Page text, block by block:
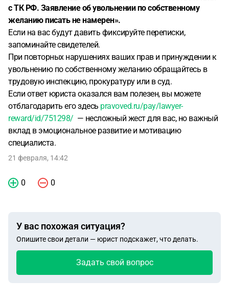
с ТК РФ. Заявление об увольнении по собственному
желанию писать не намерен».
Если на вас будут давить фиксируйте переписки,
запоминайте свидетелей.
При повторных нарушениях ваших прав и принуждении к
увольнению по собственному желанию обращайтесь в
трудовую инспекцию, прокуратуру или в суд.
Если ответ юриста оказался вам полезен, вы можете
отблагодарить его здесь pravoved.ru/pay/lawyer-
reward/id/751298/ — несложный жест для вас, но важный
вклад в эмоциональное развитие и мотивацию
специалиста.
21 февраля, 14:42
0 0
У вас похожая ситуация?
Опишите свои детали — юрист подскажет, что делать.
Задать свой вопрос